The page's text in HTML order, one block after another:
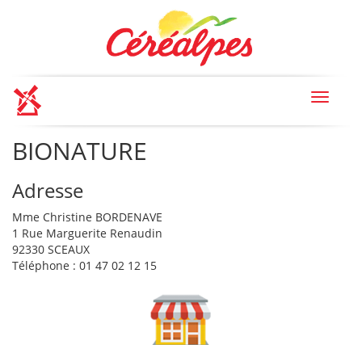
Toggle
BIONATURE
Adresse
Mme Christine BORDENAVE
1 Rue Marguerite Renaudin
92330 SCEAUX
Téléphone : 01 47 02 12 15